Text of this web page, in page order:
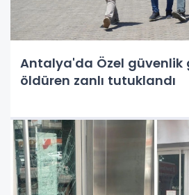
Antalya'da Özel güvenlik
öldüren zanlı tutuklandı